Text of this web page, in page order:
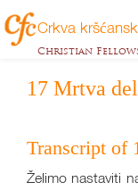
Crkva
Christian
17 Mrtva
Transcript of
Želimo nastaviti